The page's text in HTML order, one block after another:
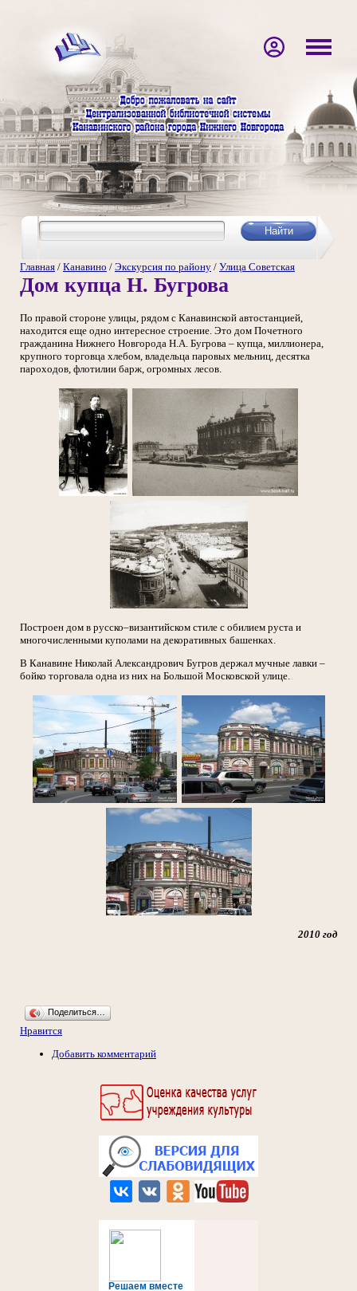
Решаем вместе
Главная / Канавино / Экскурсия по району / Улица Советская
Дом купца Н. Бугрова
По правой стороне улицы, рядом с Канавинской автостанцией,
находится еще одно интересное строение. Это дом Почетного
гражданина Нижнего Новгорода Н.А. Бугрова – купца, миллионера,
крупного торговца хлебом, владельца паровых мельниц, десятка
пароходов, флотилии барж, огромных лесов.
Построен дом в русско–византийском стиле с обилием руста и
многочисленными куполами на декоративных башенках.
В Канавине Николай Александрович Бугров держал мучные лавки –
бойко торговала одна из них на Большой Московской улице.
2010 год
Поделиться…
Нравится
Добавить комментарий